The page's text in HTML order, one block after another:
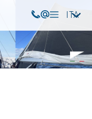
ITA